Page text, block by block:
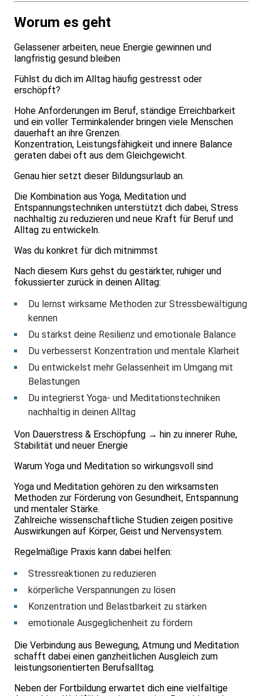
Worum es geht
Gelassener arbeiten, neue Energie gewinnen und
langfristig gesund bleiben
Fühlst du dich im Alltag häufig gestresst oder
erschöpft?
Hohe Anforderungen im Beruf, ständige Erreichbarkeit
und ein voller Terminkalender bringen viele Menschen
dauerhaft an ihre Grenzen.
Konzentration, Leistungsfähigkeit und innere Balance
geraten dabei oft aus dem Gleichgewicht.
Genau hier setzt dieser Bildungsurlaub an.
Die Kombination aus Yoga, Meditation und
Entspannungstechniken unterstützt dich dabei, Stress
nachhaltig zu reduzieren und neue Kraft für Beruf und
Alltag zu entwickeln.
Was du konkret für dich mitnimmst
Nach diesem Kurs gehst du gestärkter, ruhiger und
fokussierter zurück in deinen Alltag:
Du lernst wirksame Methoden zur Stressbewältigung
kennen
Du stärkst deine Resilienz und emotionale Balance
Du verbesserst Konzentration und mentale Klarheit
Du entwickelst mehr Gelassenheit im Umgang mit
Belastungen
Du integrierst Yoga- und Meditationstechniken
nachhaltig in deinen Alltag
Von Dauerstress & Erschöpfung → hin zu innerer Ruhe,
Stabilität und neuer Energie
Warum Yoga und Meditation so wirkungsvoll sind
Yoga und Meditation gehören zu den wirksamsten
Methoden zur Förderung von Gesundheit, Entspannung
und mentaler Stärke.
Zahlreiche wissenschaftliche Studien zeigen positive
Auswirkungen auf Körper, Geist und Nervensystem.
Regelmäßige Praxis kann dabei helfen:
Stressreaktionen zu reduzieren
körperliche Verspannungen zu lösen
Konzentration und Belastbarkeit zu stärken
emotionale Ausgeglichenheit zu fördern
Die Verbindung aus Bewegung, Atmung und Meditation
schafft dabei einen ganzheitlichen Ausgleich zum
leistungsorientierten Berufsalltag.
Neben der Fortbildung erwartet dich eine vielfältige